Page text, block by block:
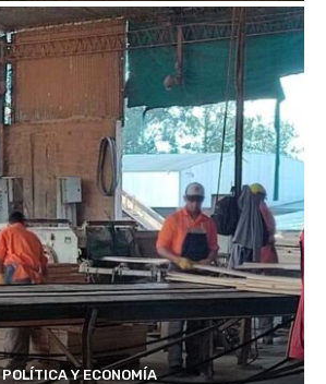
POLÍTICA Y ECONOMÍA